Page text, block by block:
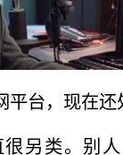
台，现在还
另类。别